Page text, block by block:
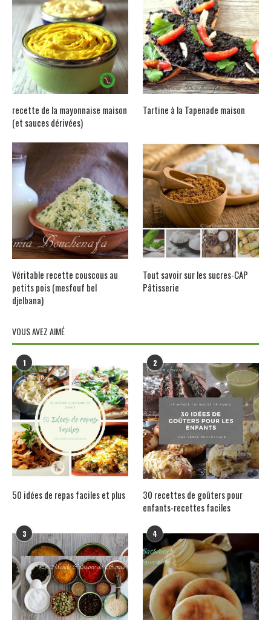
recette de la mayonnaise maison
(et sauces dérivées)
Tartine à la Tapenade maison
Véritable recette couscous au
petits pois (mesfouf bel
djelbana)
Tout savoir sur les sucres-CAP
Pâtisserie
VOUS AVEZ AIMÉ
1
50 idées de repas faciles et plus
2
30 recettes de goûters pour
enfants-recettes faciles
3 4